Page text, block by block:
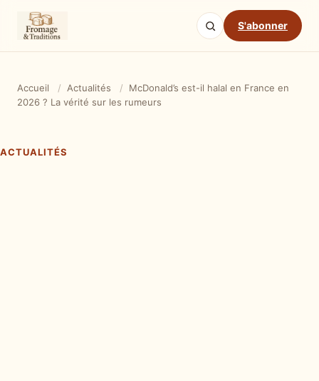
S'abonner
Accueil / Actualités /
McDonald’s est-il halal en France en
2026 ? La vérité sur les rumeurs
ACTUALITÉS